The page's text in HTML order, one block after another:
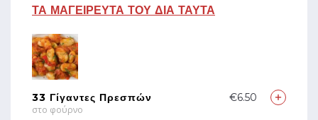
ΤΑ ΜΑΓΕΙΡΕΥΤΑ ΤΟΥ ΔΙΑ ΤΑΥΤΑ
33 Γίγαντες Πρεσπών
στο φούρνο
€6.50